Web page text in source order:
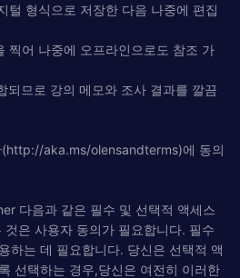
털 형식으로 저장한 다음 나중에 편집
찍어 나중에 오프라인으로도 참조 가
되므로 강의 메모와 조사 결과를 깔끔
(http://aka.ms/olensandterms)에 동의
다음과 같은 필수 및 선택적 액세스
은 사용자 동의가 필요합니다. 필수
하는 데 필요합니다. 당신은 선택적 액
선택하는 경우,당신은 여전히 이러한